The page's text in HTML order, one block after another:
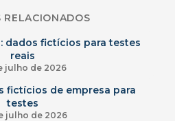
RELACIONADOS
dados fictícios para testes
reais
julho de 2026
fictícios de empresa para
testes
julho de 2026